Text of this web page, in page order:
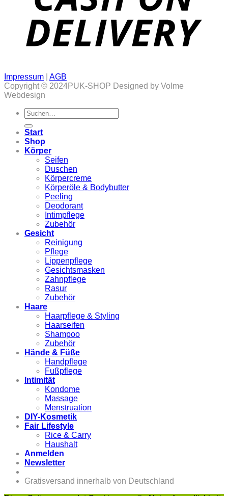
Impressum
AGB
Copyright © 2024PUK-SHOP Designed by Volme
Webdesign
Suchen
nach:
Start
Shop
Körper
Seifen
Duschen
Körpercreme
Körperöle & Bodybutter
Peeling
Deodorant
Intimpflege
Zubehör
Gesicht
Reinigung
Pflege
Lippenpflege
Gesichtsmasken
Zahnpflege
Rasur
Zubehör
Haare
Haarpflege & Styling
Haarseifen
Shampoo
Zubehör
Hände & Füße
Handpflege
Fußpflege
Intimität
Kondome
Massage
Menstruation
DIY-Kosmetik
Fair Lifestyle
Rice & Carry
Haushalt
Anmelden
Newsletter
Gratisversand innerhalb von Deutschland